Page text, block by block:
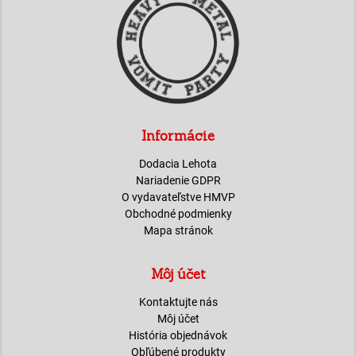
Informácie
Dodacia Lehota
Nariadenie GDPR
O vydavateľstve HMVP
Obchodné podmienky
Mapa stránok
Môj účet
Kontaktujte nás
Môj účet
História objednávok
Obľúbené produkty